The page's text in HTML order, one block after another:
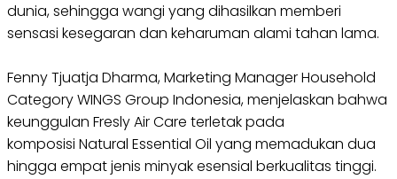
dunia, sehingga wangi yang dihasilkan memberi
sensasi kesegaran dan keharuman alami tahan lama.
Fenny Tjuatja Dharma, Marketing Manager Household
Category WINGS Group Indonesia, menjelaskan bahwa
keunggulan Fresly Air Care terletak pada
komposisi Natural Essential Oil yang memadukan dua
hingga empat jenis minyak esensial berkualitas tinggi.